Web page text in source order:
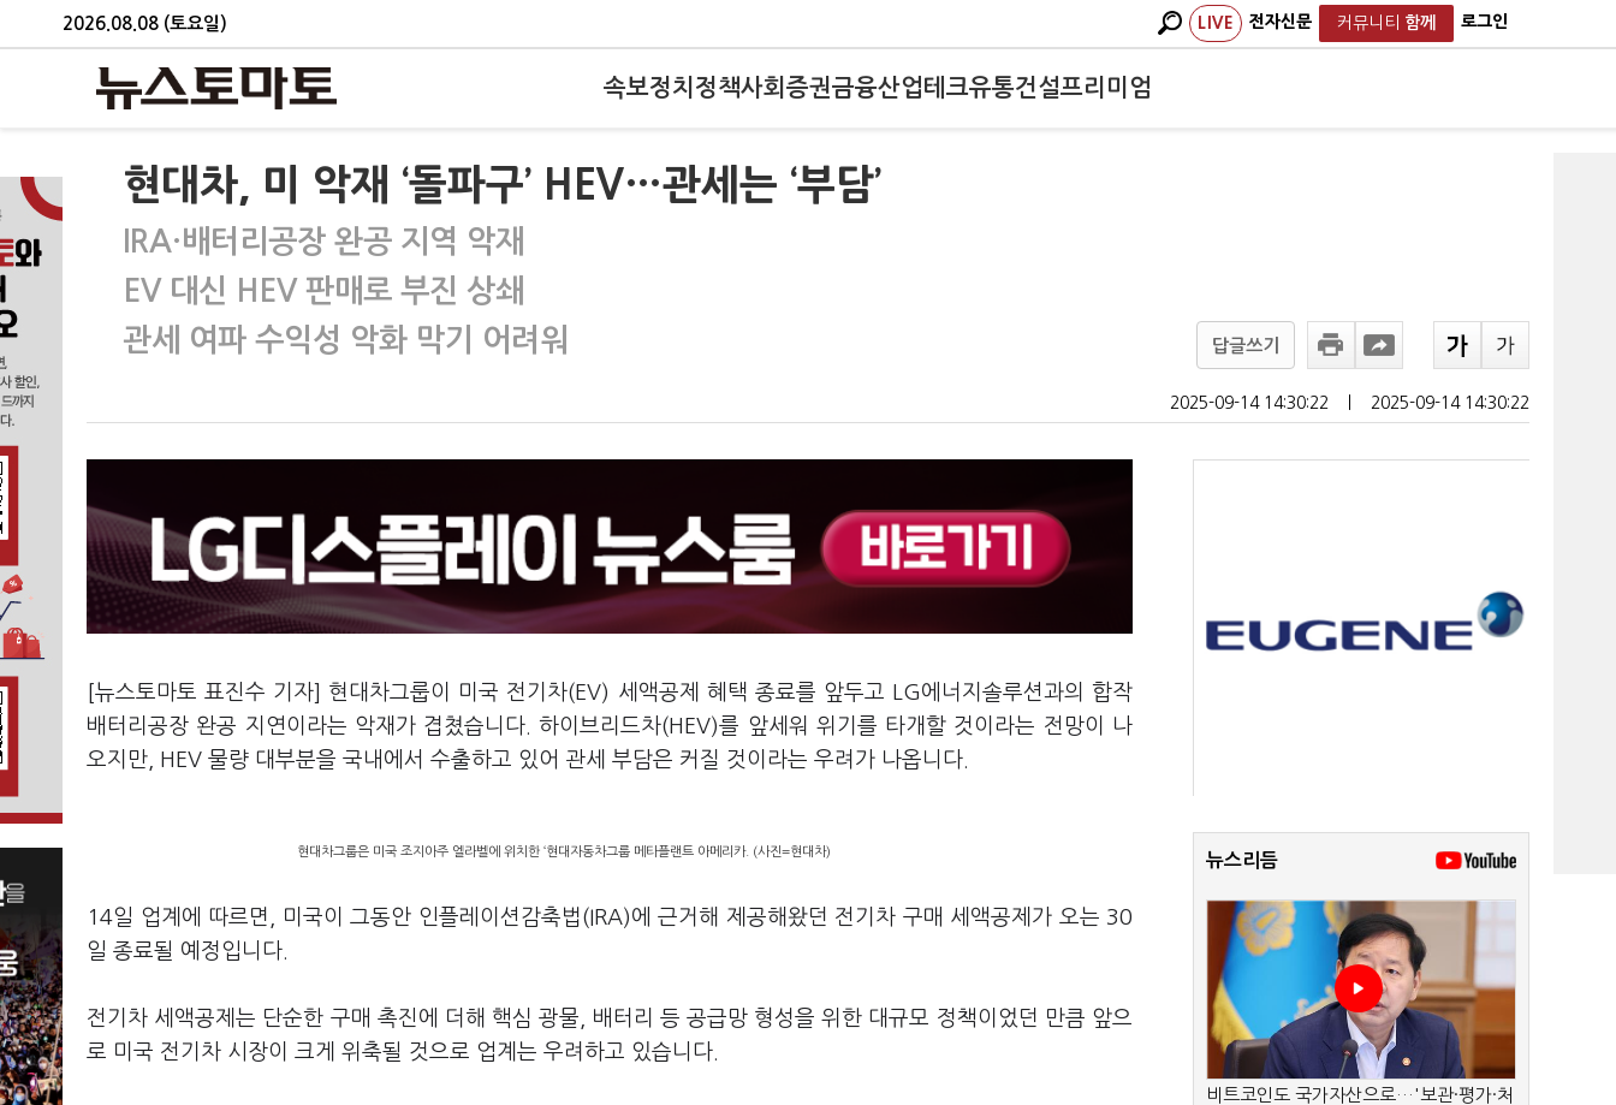
2026.08.08 (토요일) LIVE 전자신문 커뮤니티 함께 로그인
속보정치 정책사회 증권금융산업테크유통건설프리미엄
현대차, 미 악재 ‘돌파구’ HEV…관세는 ‘부담’
IRA·배터리공장 완공 지역 악재
EV 대신 HEV 판매로 부진 상쇄
관세 여파 수익성 악화 막기 어려워
답글쓰기
2025-09-14 14:30:22 2025-09-14 14:30:22
[뉴스토마토 표진수 기자] 현대차그룹이 미국 전기차(EV) 세액공제 혜택 종료를 앞두고 LG에너지솔루션과의 합작
배터리공장 완공 지연이라는 악재가 겹쳤습니다. 하이브리드차(HEV)를 앞세워 위기를 타개할 것이라는 전망이 나
오지만, HEV 물량 대부분을 국내에서 수출하고 있어 관세 부담은 커질 것이라는 우려가 나옵니다.
현대차그룹은 미국 조지아주 엘라벨에 위치한 ‘현대자동차그룹 메타플랜트 아메리카. (사진=현대차)
14일 업계에 따르면, 미국이 그동안 인플레이션감축법(IRA)에 근거해 제공해왔던 전기차 구매 세액공제가 오는 30
일 종료될 예정입니다.
전기차 세액공제는 단순한 구매 촉진에 더해 핵심 광물, 배터리 등 공급망 형성을 위한 대규모 정책이었던 만큼 앞으
로 미국 전기차 시장이 크게 위축될 것으로 업계는 우려하고 있습니다.
뉴스리듬
비트코인도 국가자산으로…'보관·평가·처